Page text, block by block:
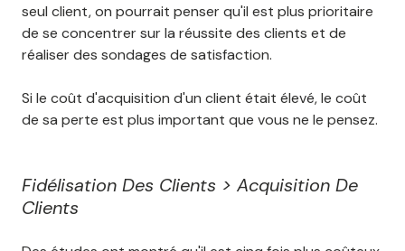
seul client, on pourrait penser qu'il est plus prioritaire
de se concentrer sur la réussite des clients et de
réaliser des sondages de satisfaction.
Si le coût d'acquisition d'un client était élevé, le coût
de sa perte est plus important que vous ne le pensez.
Fidélisation Des Clients > Acquisition De
Clients